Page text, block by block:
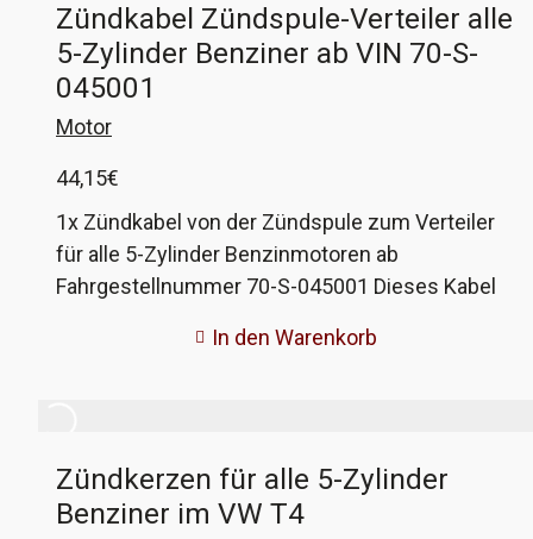
Zündkabel Zündspule-Verteiler alle
5-Zylinder Benziner ab VIN 70-S-
045001
Motor
44,15€
1x Zündkabel von der Zündspule zum Verteiler
für alle 5-Zylinder Benzinmotoren ab
Fahrgestellnummer 70-S-045001 Dieses Kabel
haben es mit den passenden Steckern und
N 100 529 09
In den Warenkorb
Zündkerzen für alle 5-Zylinder
Benziner im VW T4